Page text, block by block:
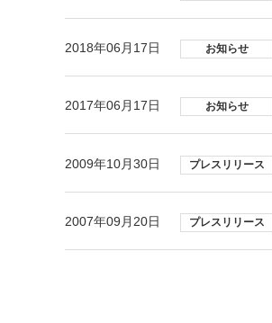
2018年06月17日 お知らせ
2017年06月17日 お知らせ
2009年10月30日 プレスリリース
2007年09月20日 プレスリリース